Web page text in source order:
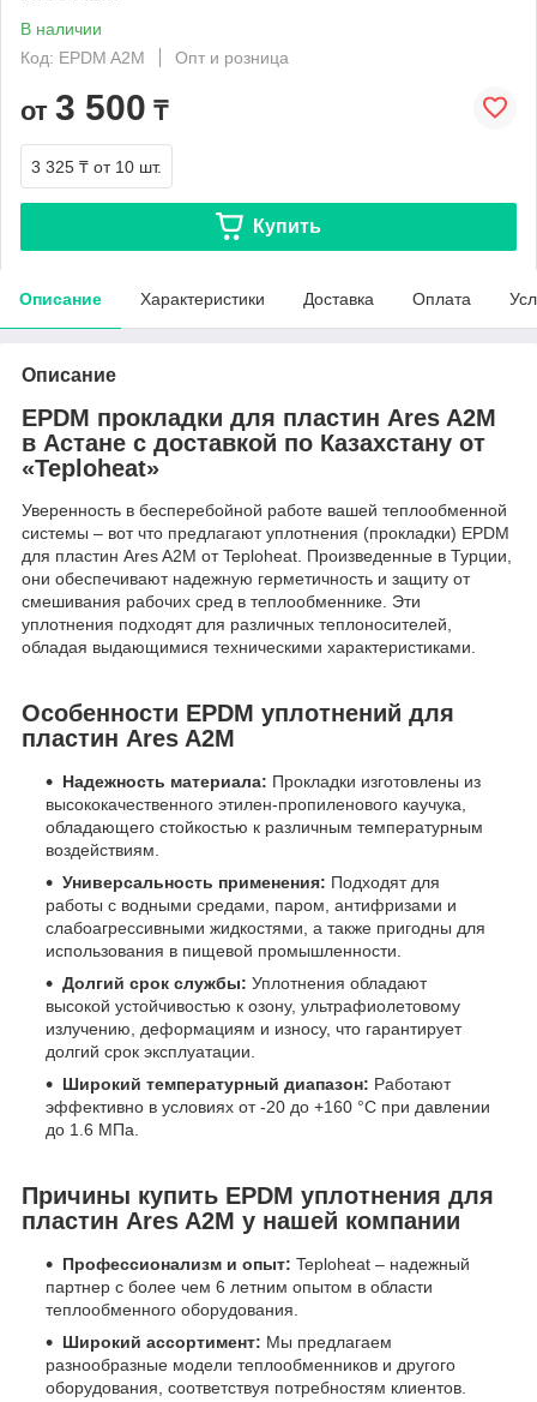
В наличии
Код: EPDM A2M
Опт и розница
от 3 500 ₸
3 325 ₸ от 10 шт.
Купить
Описание Характеристики Доставка Оплата
Описание
EPDM прокладки для пластин Ares A2M
в Астане с доставкой по Казахстану от
«Teploheat»
Уверенность в бесперебойной работе вашей теплообменной
системы – вот что предлагают уплотнения (прокладки) EPDM
для пластин Ares A2M от Teploheat. Произведенные в Турции,
они обеспечивают надежную герметичность и защиту от
смешивания рабочих сред в теплообменнике. Эти
уплотнения подходят для различных теплоносителей,
обладая выдающимися техническими характеристиками.
Особенности EPDM уплотнений для
пластин Ares A2M
Надежность материала: Прокладки изготовлены из
высококачественного этилен-пропиленового каучука,
обладающего стойкостью к различным температурным
воздействиям.
Универсальность применения: Подходят для
работы с водными средами, паром, антифризами и
слабоагрессивными жидкостями, а также пригодны для
использования в пищевой промышленности.
Долгий срок службы: Уплотнения обладают
высокой устойчивостью к озону, ультрафиолетовому
излучению, деформациям и износу, что гарантирует
долгий срок эксплуатации.
Широкий температурный диапазон: Работают
эффективно в условиях от -20 до +160 °C при давлении
до 1.6 МПа.
Причины купить EPDM уплотнения для
пластин Ares A2M у нашей компании
Профессионализм и опыт: Teploheat – надежный
партнер с более чем 6 летним опытом в области
теплообменного оборудования.
Широкий ассортимент: Мы предлагаем
разнообразные модели теплообменников и другого
оборудования, соответствуя потребностям клиентов.